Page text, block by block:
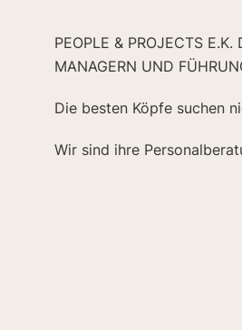
PEOPLE & PROJECTS
MANAGERN UND
Die besten Köpfe suchen
Wir sind ihre